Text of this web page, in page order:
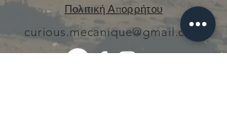
Πολιτική Απορρήτου
curious.mecanique@gmail.com